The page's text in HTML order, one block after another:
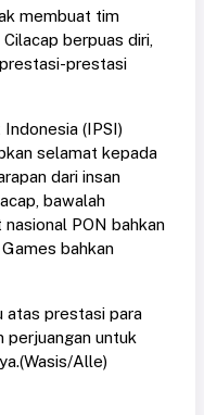
membuat tim
berpuas diri,
prestasi
(IPSI)
selamat kepada
dari insan
bawalah
PON bahkan
bahkan
atas prestasi para
perjuangan untuk
Alle)